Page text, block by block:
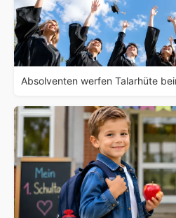
Absolventen werfen Talarhüte